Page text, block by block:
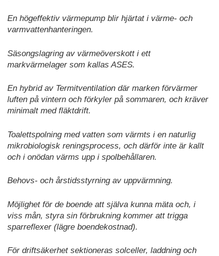
En högeffektiv värmepump blir hjärtat i värme- och
varmvattenhanteringen.
Säsongslagring av värmeöverskott i ett
markvärmelager som kallas ASES.
En hybrid av Termitventilation där marken förvärmer
luften på vintern och förkyler på sommaren, och kräver
minimalt med fläktdrift.
Toalettspolning med vatten som värmts i en naturlig
mikrobiologisk reningsprocess, och därför inte är kallt
och i onödan värms upp i spolbehållaren.
Behovs- och årstidsstyrning av uppvärmning.
Möjlighet för de boende att själva kunna mäta och, i
viss mån, styra sin förbrukning kommer att trigga
sparreflexer (lägre boendekostnad).
För driftsäkerhet sektioneras solceller, laddning och